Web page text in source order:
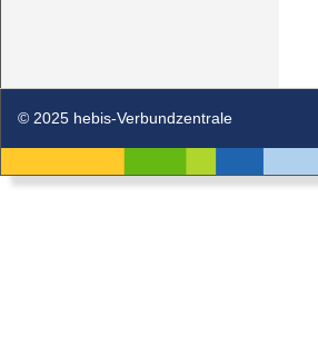
© 2025 hebis-Verbundzentrale